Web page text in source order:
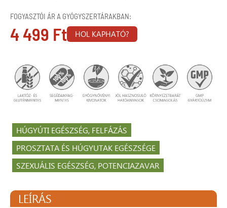
FOGYASZTÓI ÁR A GYÓGYSZERTÁRAKBAN:
4 499 Ft HOL KAPHATÓ?
HÚGYÚTI EGÉSZSÉG, FELFÁZÁS
PROSZTATA ÉS HÚGYUTAK EGÉSZSÉGE
SZEXUÁLIS EGÉSZSÉG, POTENCIAZAVAR
LEÍRÁS